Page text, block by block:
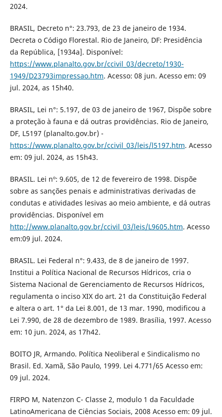
2024.
BRASIL, Decreto n°: 23.793, de 23 de janeiro de 1934.
Decreta o Código Florestal. Rio de Janeiro, DF: Presidência
da República, [1934a]. Disponível:
https://www.planalto.gov.br/ccivil_03/decreto/1930-
1949/D23793impressao.htm. Acesso: 08 jun. Acesso em: 09
jul. 2024, as 15h40.
BRASIL, Lei n°: 5.197, de 03 de janeiro de 1967, Dispõe sobre
a proteção à fauna e dá outras providências. Rio de Janeiro,
DF, L5197 (planalto.gov.br) -
https://www.planalto.gov.br/ccivil_03/leis/l5197.htm. Acesso
em: 09 jul. 2024, as 15h43.
BRASIL. Lei nº: 9.605, de 12 de fevereiro de 1998. Dispõe
sobre as sanções penais e administrativas derivadas de
condutas e atividades lesivas ao meio ambiente, e dá outras
providências. Disponível em
http://www.planalto.gov.br/ccivil_03/leis/L9605.htm. Acesso
em:09 jul. 2024.
BRASIL. Lei Federal n°: 9.433, de 8 de janeiro de 1997.
Institui a Política Nacional de Recursos Hídricos, cria o
Sistema Nacional de Gerenciamento de Recursos Hídricos,
regulamenta o inciso XIX do art. 21 da Constituição Federal
e altera o art. 1° da Lei 8.001, de 13 mar. 1990, modificou a
Lei 7.990, de 28 de dezembro de 1989. Brasília, 1997. Acesso
em: 10 jun. 2024, as 17h42.
BOITO JR, Armando. Política Neoliberal e Sindicalismo no
Brasil. Ed. Xamã, São Paulo, 1999. Lei 4.771/65 Acesso em:
09 jul. 2024.
FIRPO M, Natenzon C- Classe 2, modulo 1 da Faculdade
LatinoAmericana de Ciências Sociais, 2008 Acesso em: 09 jul.